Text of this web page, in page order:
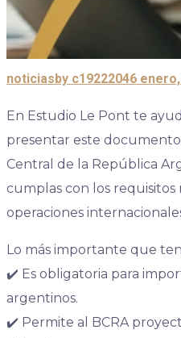
noticias by c19222046
En Estudio Le Pont te
presentar este
Central de la República
cumplas con los requisitos
operaciones
Lo más importante que
✔️ Es obligatoria para
argentinos.
✔️ Permite al BCRA